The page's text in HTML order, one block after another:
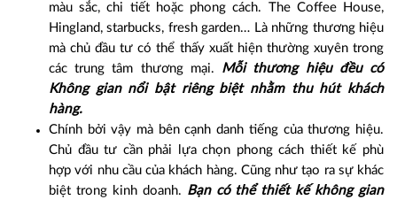
màu sắc, chi tiết hoặc phong cách. The Coffee House,
Hingland, starbucks, fresh garden… Là những thương hiệu
mà chủ đầu tư có thể thấy xuất hiện thường xuyên trong
các trung tâm thương mại. Mỗi thương hiệu đều có
Không gian nổi bật riêng biệt nhằm thu hút khách
hàng.
Chính bởi vậy mà bên cạnh danh tiếng của thương hiệu.
Chủ đầu tư cần phải lựa chọn phong cách thiết kế phù
hợp với nhu cầu của khách hàng. Cũng như tạo ra sự khác
biệt trong kinh doanh. Bạn có thể thiết kế không gian